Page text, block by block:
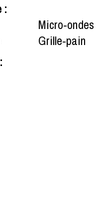
:
Micro-ondes
Grille-pain
: